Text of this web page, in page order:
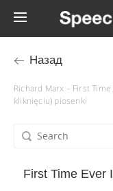
Назад
Richard Marx – First
kliknięciu) piosenki
First Time Ever